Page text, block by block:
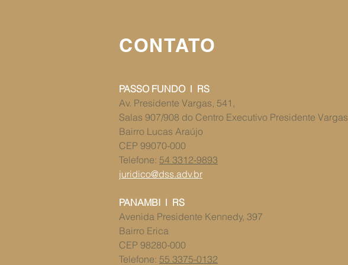
CONTATO
PASSO FUNDO l RS
Av. Presidente Vargas, 541,
Salas 907/908 ​​do Centro Executivo Presidente Vargas
Bairro Lucas Araújo
CEP 99070-000
Telefone: 54 3312-9893
juridico@dss.adv.br
PANAMBI l RS
​​Avenida Presidente Kennedy, 397
Bairro Erica
CEP 98280-000
Telefone: 55 3375-0132